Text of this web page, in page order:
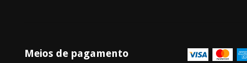
Meios de pagamento